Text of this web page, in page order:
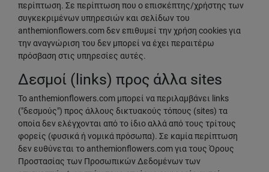
περίπτωση. Σε περίπτωση που ο επισκέπτης/χρήστης των
συγκεκριμένων υπηρεσιών και σελίδων του
anthemionflowers.com δεν επιθυμεί την χρήση cookies για
την αναγνώριση του δεν μπορεί να έχει περαιτέρω
πρόσβαση στις υπηρεσίες αυτές.
Δεσμοί (links) προς άλλα sites
Το anthemionflowers.com μπορεί να περιλαμβάνει links
("δεσμούς") προς άλλους δικτυακούς τόπους (sites) τα
οποία δεν ελέγχονται από το ίδιο αλλά από τους τρίτους
φορείς (φυσικά ή νομικά πρόσωπα). Σε καμία περίπτωση
δεν ευθύνεται το anthemionflowers.com για τους Όρους
Προστασίας των Προσωπικών Δεδομένων των